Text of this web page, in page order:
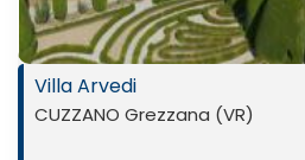
Villa Arvedi
CUZZANO Grezzana (VR)